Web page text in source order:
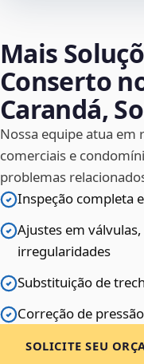
Mais
Conserto
Carandá,
Nossa equipe atua em
comerciais e
problemas
Inspeção completa
Ajustes em
irregularidades
Substituição de
Correção de
SOLICITE SEU